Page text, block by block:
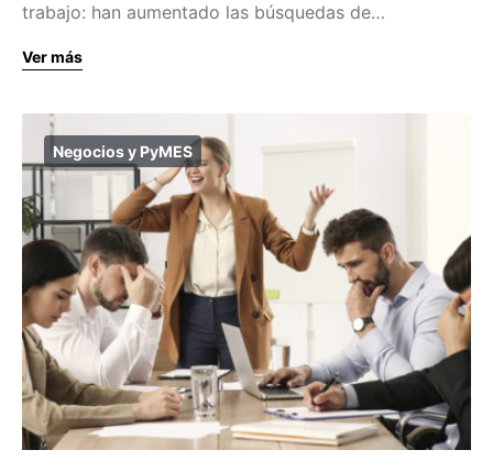
trabajo: han aumentado las búsquedas de…
Ver más
Negocios y PyMES